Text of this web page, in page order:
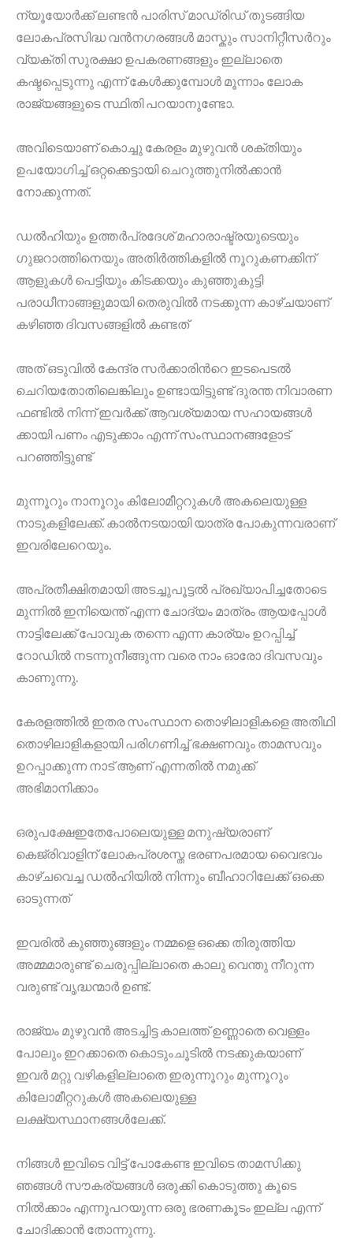
ന്യൂയോർക്ക് ലണ്ടൻ പാരിസ് മാഡ്രിഡ് തുടങ്ങിയ
ലോകപ്രസിദ്ധ വൻനഗരങ്ങൾ മാസ്കും സാനിറ്റീസർറും
വ്യക്തി സുരക്ഷാ ഉപകരണങ്ങളും ഇല്ലാതെ
കഷ്ടപ്പെടുന്നു എന്ന് കേൾക്കുമ്പോൾ മൂന്നാം ലോക
രാജ്യങ്ങളുടെ സ്ഥിതി പറയാനുണ്ടോ.
അവിടെയാണ് കൊച്ചു കേരളം മുഴുവൻ ശക്തിയും
ഉപയോഗിച്ച് ഒറ്റക്കെട്ടായി ചെറുത്തുനിൽക്കാൻ
നോക്കുന്നത്.
ഡൽഹിയും ഉത്തർപ്രദേശ് മഹാരാഷ്ട്രയുടെയും
ഗുജറാത്തിനെയും അതിർത്തികളിൽ നൂറുകണക്കിന്
ആളുകൾ പെട്ടിയും കിടക്കയും കുഞ്ഞുകുട്ടി
പരാധീനാങ്ങളുമായി തെരുവിൽ നടക്കുന്ന കാഴ്ചയാണ്
കഴിഞ്ഞ ദിവസങ്ങളിൽ കണ്ടത്
അത് ഒടുവിൽ കേന്ദ്ര സർക്കാരിൻറെ ഇടപെടൽ
ചെറിയതോതിലെങ്കിലും ഉണ്ടായിട്ടുണ്ട് ദുരന്ത നിവാരണ
ഫണ്ടിൽ നിന്ന് ഇവർക്ക് ആവശ്യമായ സഹായങ്ങൾ
ക്കായി പണം എടുക്കാം എന്ന് സംസ്ഥാനങ്ങളോട്
പറഞ്ഞിട്ടുണ്ട്
മുന്നൂറും നാനൂറും കിലോമീറ്ററുകൾ അകലെയുള്ള
നാടുകളിലേക്ക്. കാൽനടയായി യാത്ര പോകുന്നവരാണ്
ഇവരിലേറെയും.
അപ്രതീക്ഷിതമായി അടച്ചുപൂട്ടൽ പ്രഖ്യാപിച്ചതോടെ
മുന്നിൽ ഇനിയെന്ത് എന്ന ചോദ്യം മാത്രം ആയപ്പോൾ
നാട്ടിലേക്ക് പോവുക തന്നെ എന്ന കാര്യം ഉറപ്പിച്ച്
റോഡിൽ നടന്നുനീങ്ങുന്ന വരെ നാം ഓരോ ദിവസവും
കാണുന്നു.
കേരളത്തിൽ ഇതര സംസ്ഥാന തൊഴിലാളികളെ അതിഥി
തൊഴിലാളികളായി പരിഗണിച്ച് ഭക്ഷണവും താമസവും
ഉറപ്പാക്കുന്ന നാട് ആണ് എന്നതിൽ നമുക്ക്
അഭിമാനിക്കാം
ഒരുപക്ഷേഇതേപോലെയുള്ള മനുഷ്യരാണ്
കെജ്രിവാളിന് ലോകപ്രശസ്ത ഭരണപരമായ വൈഭവം
കാഴ്ചവെച്ച ഡൽഹിയിൽ നിന്നും ബീഹാറിലേക്ക് ഒക്കെ
ഓടുന്നത്
ഇവരിൽ കുഞ്ഞുങ്ങളും നമ്മളെ ഒക്കെ തിരുത്തിയ
അമ്മമാരുണ്ട് ചെരുപ്പില്ലാതെ കാലു വെന്തു നീറുന്ന
വരുണ്ട് വൃദ്ധന്മാർ ഉണ്ട്.
രാജ്യം മുഴുവൻ അടച്ചിട്ട കാലത്ത് ഉണ്ണാതെ വെള്ളം
പോലും ഇറക്കാതെ കൊടുംചൂടിൽ നടക്കുകയാണ്
ഇവർ മറ്റു വഴികളില്ലാതെ ഇരുന്നൂറും മുന്നൂറും
കിലോമീറ്ററുകൾ അകലെയുള്ള
ലക്ഷ്യസ്ഥാനങ്ങൾലേക്ക്.
നിങ്ങൾ ഇവിടെ വിട്ട് പോകേണ്ട ഇവിടെ താമസിക്കു
ഞങ്ങൾ സൗകര്യങ്ങൾ ഒരുക്കി കൊടുത്തു കൂടെ
നിൽക്കാം എന്നുപറയുന്ന ഒരു ഭരണകൂടം ഇല്ല എന്ന്
ചോദിക്കാൻ തോന്നുന്നു.